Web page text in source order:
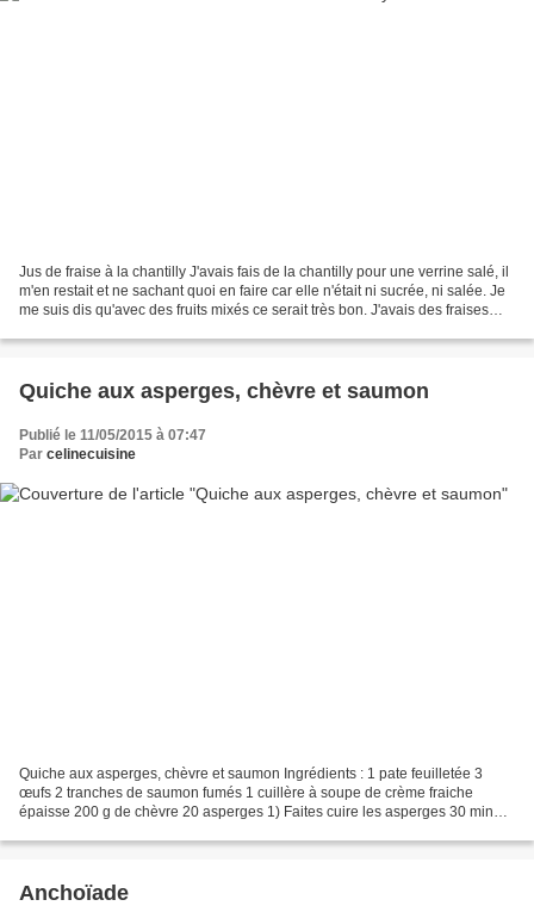
Jus de fraise à la chantilly J'avais fais de la chantilly pour une verrine salé, il
m'en restait et ne sachant quoi en faire car elle n'était ni sucrée, ni salée. Je
me suis dis qu'avec des fruits mixés ce serait très bon. J'avais des fraises
Quiche aux asperges, chèvre et saumon
Publié le 11/05/2015 à 07:47
Par celinecuisine
Quiche aux asperges, chèvre et saumon Ingrédients : 1 pate feuilletée 3
œufs 2 tranches de saumon fumés 1 cuillère à soupe de crème fraiche
épaisse 200 g de chèvre 20 asperges 1) Faites cuire les asperges 30 min
Anchoïade